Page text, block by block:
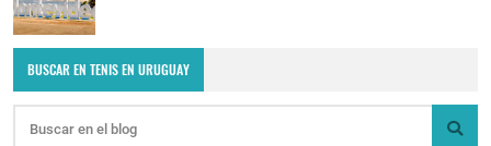
BUSCAR EN TENIS EN URUGUAY